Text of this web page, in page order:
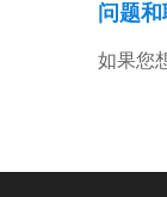
问题
如果您